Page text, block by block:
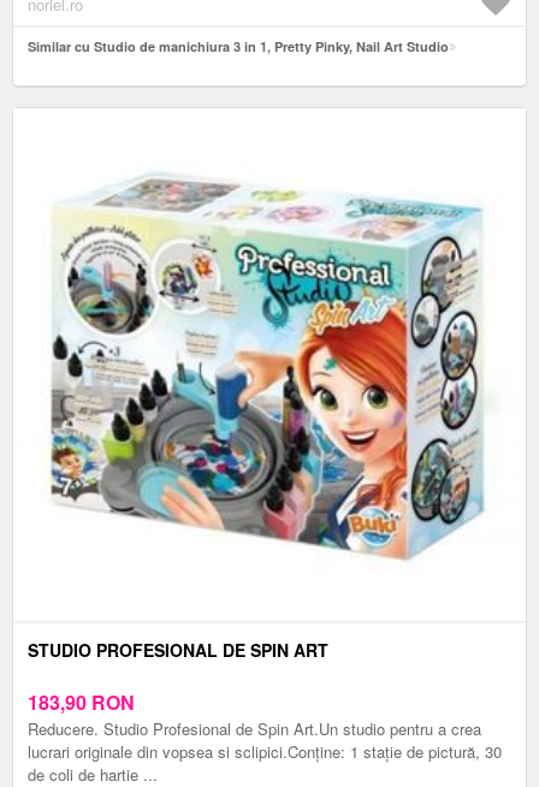
Similar cu Studio de manichiura 3 in 1, Pretty Pinky, Nail Art Studio
STUDIO PROFESIONAL DE SPIN ART
183,90 RON
Reducere. Studio Profesional de Spin Art.Un studio pentru a crea
lucrari originale din vopsea si sclipici.Conține: 1 stație de pictură, 30
de coli de hartie ...